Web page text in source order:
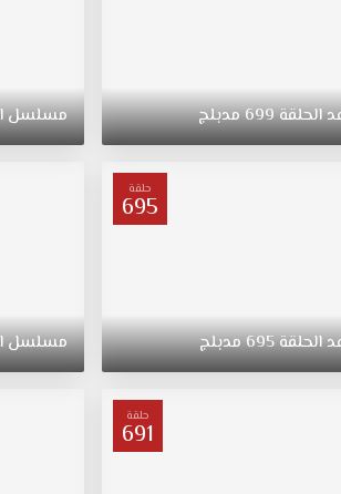
الحلقة699مدبلج مسلسل
حلقة
695
الحلقة695مدبلج مسلسل
حلقة
691